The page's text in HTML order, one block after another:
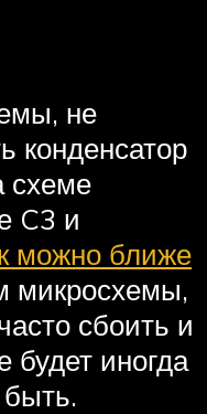
не
конденсатор
схеме
C3 и
можно ближе
микросхемы,
сбоить и
иногда